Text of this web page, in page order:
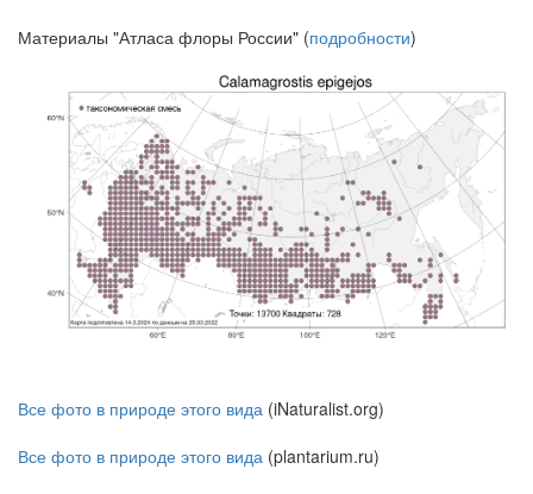
Материалы "Атласа флоры России" (подробности)
Все фото в природе этого вида (iNaturalist.org)
Все фото в природе этого вида (plantarium.ru)